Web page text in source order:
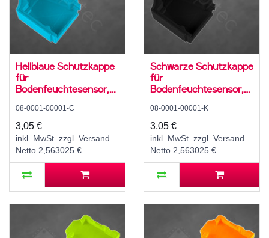
Hellblaue Schutzkappe
für
Bodenfeuchtesensor,
Gehäuse
08-0001-00001-C
3,05 €
inkl. MwSt. zzgl. Versand
Netto 2,563025 €
Schwarze Schutzkappe
für
Bodenfeuchtesensor,
Gehäuse
08-0001-00001-K
3,05 €
inkl. MwSt. zzgl. Versand
Netto 2,563025 €